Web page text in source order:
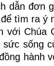
dẫn đơn
tìm ra ý
với Chúa
sức sống
hành